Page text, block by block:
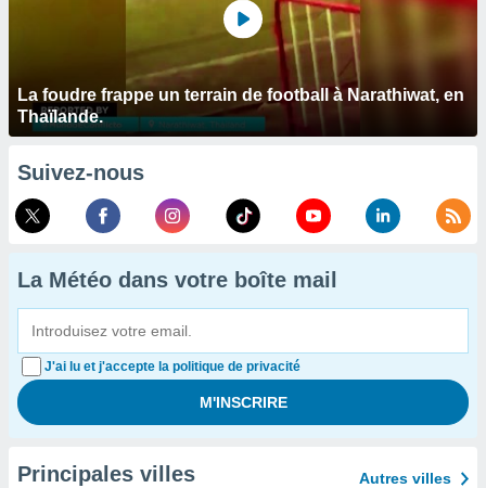
La foudre frappe un terrain de football à Narathiwat, en
Thaïlande.
Suivez-nous
La Météo dans votre boîte mail
J'ai lu et j'accepte la politique de privacité
Principales villes Autres villes